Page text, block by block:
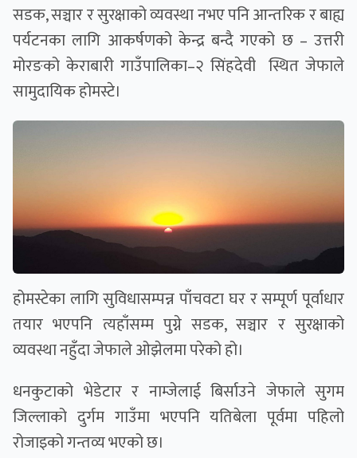
सडक, सञ्चार र सुरक्षाको व्यवस्था नभए पनि आन्तरिक र बाह्य
पर्यटनका लागि आकर्षणको केन्द्र बन्दै गएको छ – उत्तरी
मोरङको केराबारी गाउँपालिका–२ सिंहदेवी स्थित जेफाले
सामुदायिक होमस्टे।
होमस्टेका लागि सुविधासम्पन्न पाँचवटा घर र सम्पूर्ण पूर्वाधार
तयार भएपनि त्यहाँसम्म पुग्ने सडक, सञ्चार र सुरक्षाको
व्यवस्था नहुँदा जेफाले ओझेलमा परेको हो।
धनकुटाको भेडेटार र नाम्जेलाई बिर्साउने जेफाले सुगम
जिल्लाको दुर्गम गाउँमा भएपनि यतिबेला पूर्वमा पहिलो
रोजाइको गन्तव्य भएको छ।